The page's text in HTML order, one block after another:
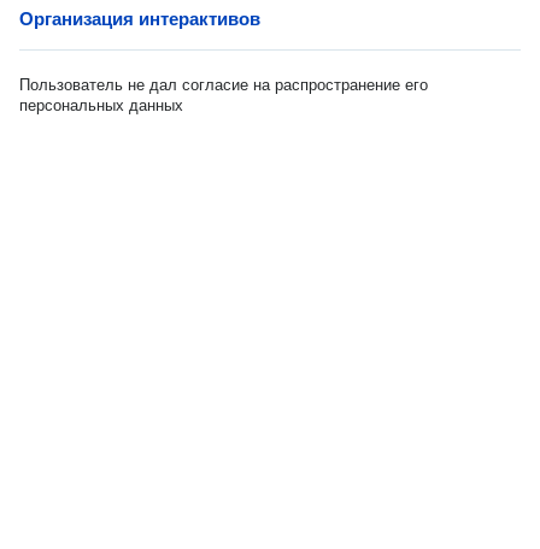
Организация интерактивов
Пользователь не дал согласие на распространение его
персональных данных